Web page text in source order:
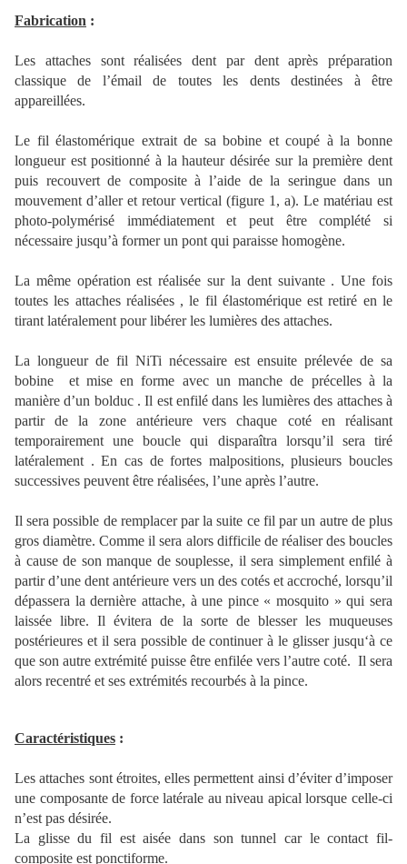
Fabrication :
Les attaches sont réalisées dent par dent après préparation
classique de l’émail de toutes les dents destinées à être
appareillées.
Le fil élastomérique extrait de sa bobine et coupé à la bonne
longueur est positionné à la hauteur désirée sur la première dent
puis recouvert de composite à l’aide de la seringue dans un
mouvement d’aller et retour vertical (figure 1, a). Le matériau est
photo-polymérisé immédiatement et peut être complété si
nécessaire jusqu’à former un pont qui paraisse homogène.
La même opération est réalisée sur la dent suivante . Une fois
toutes les attaches réalisées , le fil élastomérique est retiré en le
tirant latéralement pour libérer les lumières des attaches.
La longueur de fil NiTi nécessaire est ensuite prélevée de sa
bobine et mise en forme avec un manche de précelles à la
manière d’un bolduc . Il est enfilé dans les lumières des attaches à
partir de la zone antérieure vers chaque coté en réalisant
temporairement une boucle qui disparaîtra lorsqu’il sera tiré
latéralement . En cas de fortes malpositions, plusieurs boucles
successives peuvent être réalisées, l’une après l’autre.
Il sera possible de remplacer par la suite ce fil par un autre de plus
gros diamètre. Comme il sera alors difficile de réaliser des boucles
à cause de son manque de souplesse, il sera simplement enfilé à
partir d’une dent antérieure vers un des cotés et accroché, lorsqu’il
dépassera la dernière attache, à une pince « mosquito » qui sera
laissée libre. Il évitera de la sorte de blesser les muqueuses
postérieures et il sera possible de continuer à le glisser jusqu‘à ce
que son autre extrémité puisse être enfilée vers l’autre coté. Il sera
alors recentré et ses extrémités recourbés à la pince.
Caractéristiques :
Les attaches sont étroites, elles permettent ainsi d’éviter d’imposer
une composante de force latérale au niveau apical lorsque celle-ci
n’est pas désirée.
La glisse du fil est aisée dans son tunnel car le contact fil-
composite est ponctiforme.